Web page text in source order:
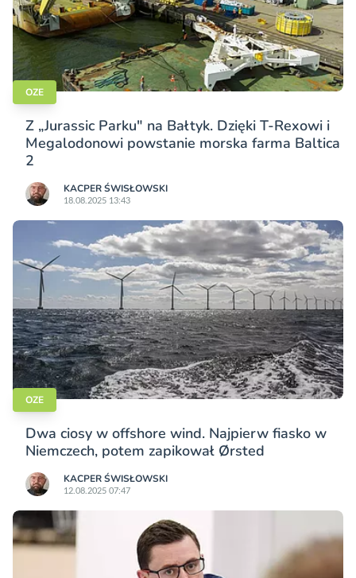
OZE
Z „Jurassic Parku" na Bałtyk. Dzięki T-Rexowi i
Megalodonowi powstanie morska farma Baltica
2
KACPER ŚWISŁO­WSKI
18.08.2025 13:43
OZE
Dwa ciosy w offshore wind. Najpierw fiasko w
Niemczech, potem zapikował Ørsted
KACPER ŚWISŁO­WSKI
12.08.2025 07:47